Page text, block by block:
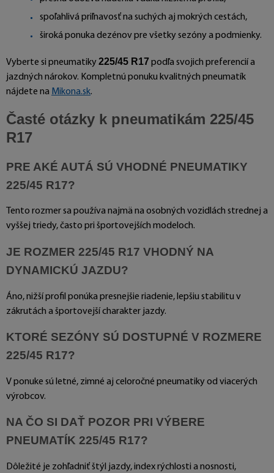
spoľahlivá priľnavosť na suchých aj mokrých cestách,
široká ponuka dezénov pre všetky sezóny a podmienky.
Vyberte si pneumatiky225/45 R17podľa svojich preferencií a
jazdných nárokov. Kompletnú ponuku kvalitných pneumatík
nájdete na Mikona.sk.
Časté otázky k pneumatikám 225/45
R17
PRE AKÉ AUTÁ SÚ VHODNÉ PNEUMATIKY
225/45 R17?
Tento rozmer sa používa najmä na osobných vozidlách strednej a
vyššej triedy, často pri športovejších modeloch.
JE ROZMER 225/45 R17 VHODNÝ NA
DYNAMICKÚ JAZDU?
Áno, nižší profil ponúka presnejšie riadenie, lepšiu stabilitu v
zákrutách a športovejší charakter jazdy.
KTORÉ SEZÓNY SÚ DOSTUPNÉ V ROZMERE
225/45 R17?
V ponuke sú letné, zimné aj celoročné pneumatiky od viacerých
výrobcov.
NA ČO SI DAŤ POZOR PRI VÝBERE
PNEUMATÍK 225/45 R17?
Dôležité je zohľadniť štýl jazdy, index rýchlosti a nosnosti,